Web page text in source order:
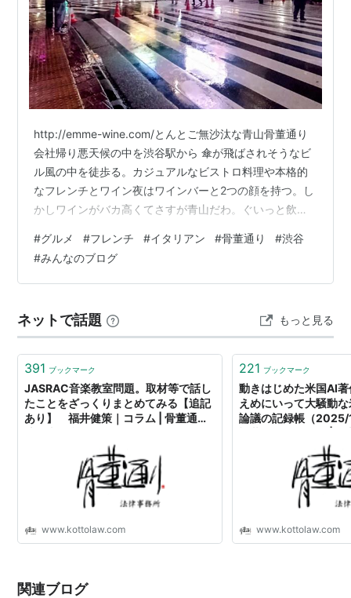
http://emme-wine.com/とんとご無沙汰な青山骨董通り
会社帰り悪天候の中を渋谷駅から 傘が飛ばされそうなビ
ル風の中を徒歩る。カジュアルなビストロ料理や本格的
なフレンチとワイン夜はワインバーと2つの顔を持つ。し
かしワインがバカ高くてさすが青山だわ。ぐいっと飲め
ートを味わう。ふわっふわ。 若さは過ぎ去ったけど「オ
ール！」そんな元気はわたしには残っていない。騒がし
い渋谷駅に戻り帰宅の途 ランキング参加中gooからきま
も好き
#グルメ #フレンチ #イタリアン #骨董通り #渋谷
#みんなのブログ
ネットで話題 もっと見る
391 ブックマーク
JASRAC音楽教室問題。取材等で話し
たことをざっくりまとめてみる【追記
あり】 福井健策｜コラム | 骨董通り
www.kottolaw.com
221 ブックマーク
動きはじめた米国AI
えめにいって大騒動
論議の記録帳（
www.kottolaw.com
関連ブログ